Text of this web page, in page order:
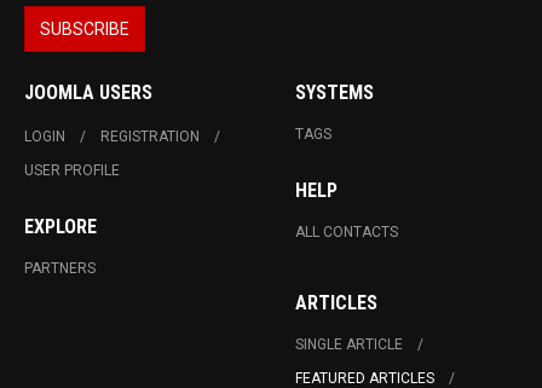
JOOMLA USERS
LOGIN
REGISTRATION
USER PROFILE
EXPLORE
PARTNERS
SYSTEMS
TAGS
HELP
ALL CONTACTS
ARTICLES
SINGLE ARTICLE
FEATURED ARTICLES